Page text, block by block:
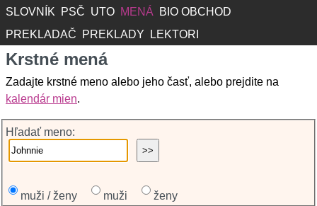
SLOVNÍK PSČ UTO MENÁ
BIO OBCHOD
PREKLADAČ
PREKLADY LEKTORI
Krstné mená
Zadajte krstné meno alebo jeho časť, alebo prejdite na
kalendár mien.
Hľadať meno:
muži / ženy muži ženy